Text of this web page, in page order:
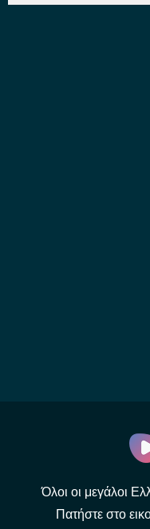
Όλοι οι μεγάλοι
Πατήστε στο